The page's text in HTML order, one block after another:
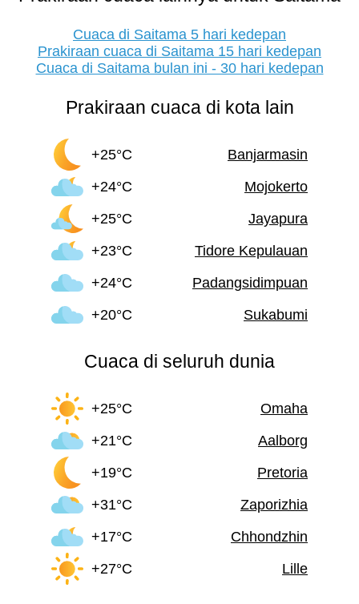
Cuaca di Saitama 5 hari kedepan
Prakiraan cuaca di Saitama 15 hari kedepan
Cuaca di Saitama bulan ini - 30 hari kedepan
Prakiraan cuaca di kota lain
+25°C
Banjarmasin
+24°C
Mojokerto
+25°C
Jayapura
+23°C
Tidore Kepulauan
+24°C
Padangsidimpuan
+20°C
Sukabumi
Cuaca di seluruh dunia
+25°C
Omaha
+21°C
Aalborg
+19°C
Pretoria
+31°C
Zaporizhia
+17°C
Chhondzhin
+27°C
Lille